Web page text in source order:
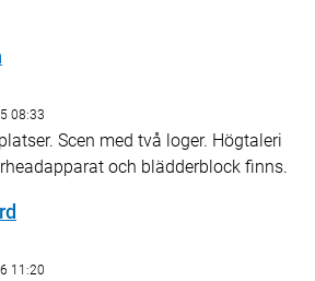
08:33
Scen med två loger. Högtaleri
och blädderblock finns.
11:20